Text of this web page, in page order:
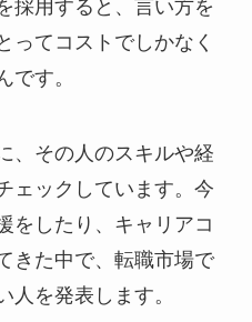
採用すると、言い方を
ってコストでしかなく
です。
、その人のスキルや経
ェックしています。今
をしたり、キャリアコ
きた中で、転職市場で
人を発表します。